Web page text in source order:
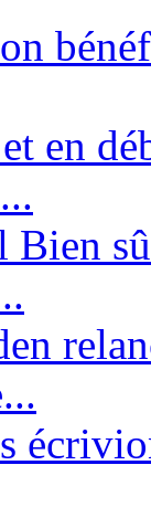
en
Bien